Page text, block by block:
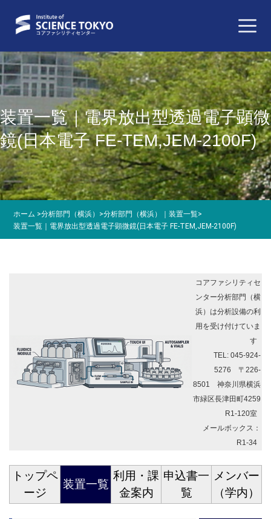
ホーム >分析部門（横浜） >分析部門（横浜）｜装置一覧>
装置一覧｜電界放出型透過電子顕微鏡(日本電子 FE-TEM,JEM-2100F)
装置一覧｜電界放出型透過電子顕微
鏡(日本電子 FE-TEM,JEM-2100F)
コアファシリティセ
ンター分析部門（横
浜）は分析設備の利
用を受け付けていま
す
TEL: 045-924-
5276 〒226-
8501 神奈川県横浜
市緑区長津田町4259
R1-120室
メールボックス：
R1-34
トップペ
ージ
装置一覧
利用・課
金案内
申込書一
覧
メンバー
（学内）